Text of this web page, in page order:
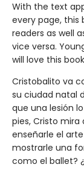
With the text
every page, this
readers as well
vice versa.
will love this
Cristobalito va
su ciudad natal
que una lesión
pies, Cristo mira
enseñarle el
mostrarle una
como el ballet?